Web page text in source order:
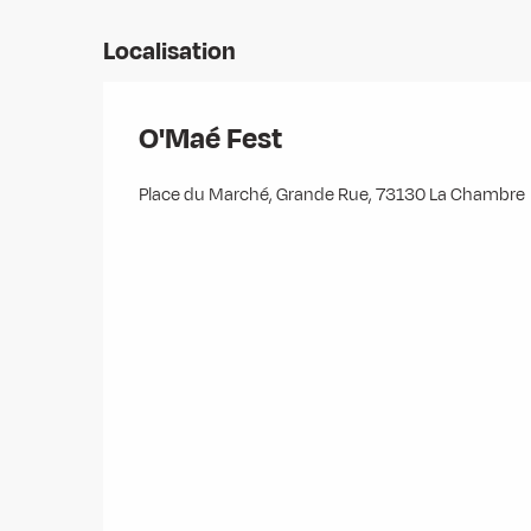
Localisation
O'Maé Fest
Place du Marché, Grande Rue, 73130 La Chambre